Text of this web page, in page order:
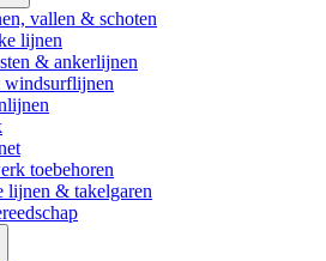
vallen & schoten
lijnen
& ankerlijnen
toebehoren
lijnen & takelgaren